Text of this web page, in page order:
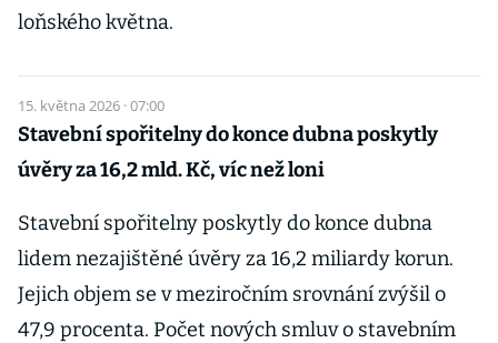
loňského května.
15. května 2026 · 07:00
Stavební spořitelny do konce dubna poskytly
úvěry za 16,2 mld. Kč, víc než loni
Stavební spořitelny poskytly do konce dubna
lidem nezajištěné úvěry za 16,2 miliardy korun.
Jejich objem se v meziročním srovnání zvýšil o
47,9 procenta. Počet nových smluv o stavebním